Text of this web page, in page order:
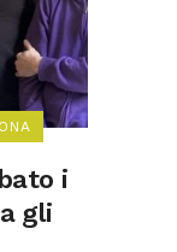
i
gli